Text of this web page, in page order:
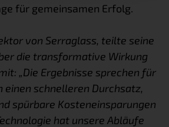
für gemeinsamen Erfolg.
von Serraglass, teilte seine
die transformative Wirkung
„Die Ergebnisse sprechen für
einen schnelleren Durchsatz,
spürbare Kosteneinsparungen
hat unsere Abläufe